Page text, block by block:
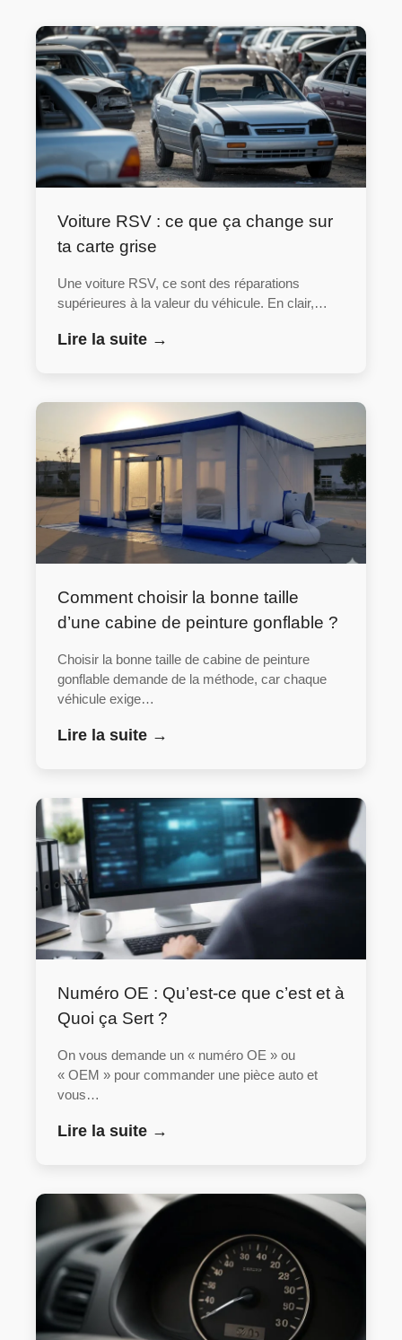
Voiture RSV : ce que ça change sur
ta carte grise
Une voiture RSV, ce sont des réparations
supérieures à la valeur du véhicule. En clair,…
Lire la suite →
Comment choisir la bonne taille
d’une cabine de peinture gonflable ?
Choisir la bonne taille de cabine de peinture
gonflable demande de la méthode, car chaque
véhicule exige…
Lire la suite →
Numéro OE : Qu’est-ce que c’est et à
Quoi ça Sert ?
On vous demande un « numéro OE » ou
« OEM » pour commander une pièce auto et
vous…
Lire la suite →